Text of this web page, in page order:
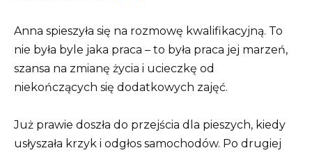
Anna spieszyła się na rozmowę kwalifikacyjną. To
nie była byle jaka praca – to była praca jej marzeń,
szansa na zmianę życia i ucieczkę od
niekończących się dodatkowych zajęć.
Już prawie doszła do przejścia dla pieszych, kiedy
usłyszała krzyk i odgłos samochodów. Po drugiej